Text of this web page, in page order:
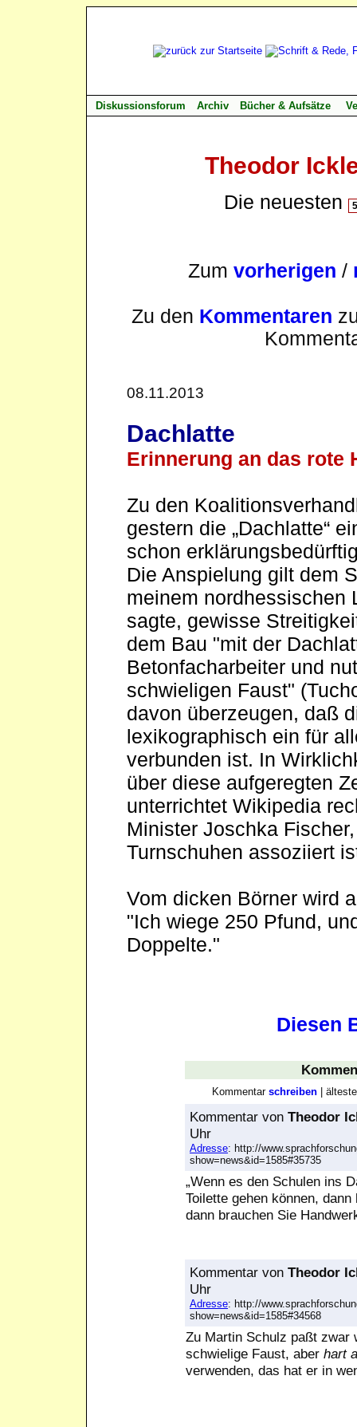
Diskussionsforum Archiv Bücher & Aufsätze
Theodor
Die neuesten
Zum vorherigen /
Zu den Kommentaren
08.11.2013
Dachlatte
Erinnerung an das rote
Zu den
gestern die „Dachlatte“
schon
Die Anspielung gilt dem
meinem nordhessischen
sagte, gewisse
dem Bau "mit der
Betonfacharbeiter und
schwieligen Faust"
davon überzeugen, daß
lexikographisch ein für
verbunden ist. In
über diese aufgeregten
unterrichtet Wikipedia
Minister Joschka
Turnschuhen assoziiert
Vom dicken Börner wird
"Ich wiege 250 Pfund,
Doppelte."
Diesen
Kommentar schreiben |
Kommentar von Theodor
Uhr
Adresse: http://
show=news&id=1585#35735
„Wenn es den Schulen ins
Toilette gehen können,
dann brauchen Sie
Kommentar von Theodor
Uhr
Adresse: http://
show=news&id=1585#34568
Zu Martin Schulz paßt zwar
schwielige Faust, aber hart
verwenden, das hat er in